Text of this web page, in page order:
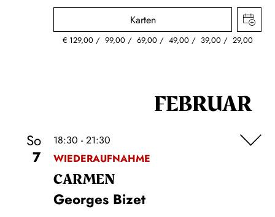
Karten
€ 129,00 99,00 69,00 49,00 39,00 29,00
FEBRUAR
So
7
18:30 - 21:30
WIEDERAUFNAHME
CARMEN
Georges Bizet